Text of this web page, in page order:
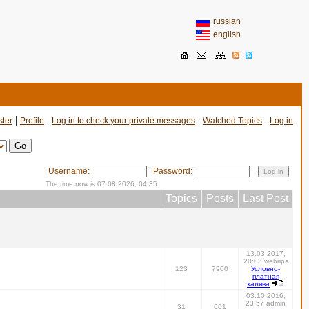
russian
english
| Profile | Log in to check your private messages | Watched Topics | Log in
Username: Password:
The time now is 07.08.2026, 04:35
Topics Posts Last Post
123 7900
13.03.2017,
20:03 webrips
Условно-
платная
халява
31 601
03.10.2016,
23:57 admin